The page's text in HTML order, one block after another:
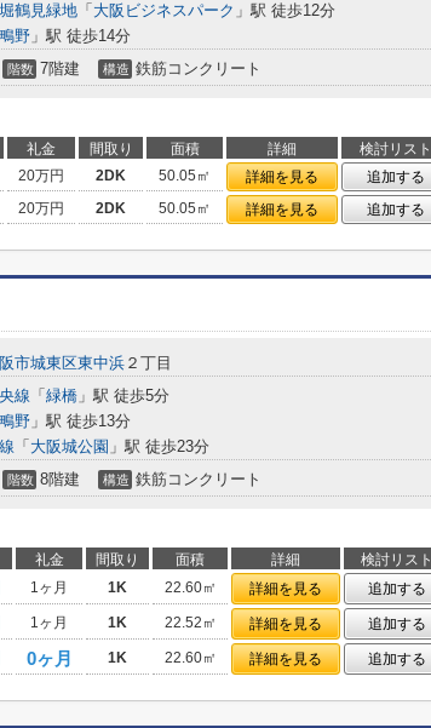
鶴見緑地 「 大阪ビジネスパーク 」駅 徒歩12分
鴫野 」駅 徒歩14分
階数 7階建 構造 鉄筋コンクリート
礼金 間取り 面積 詳細
検討リスト
20万円 2DK 50.05㎡ 詳細を見る
追加する
20万円 2DK 50.05㎡ 詳細を見る 追加する
市城東区東中浜 ２丁目
線 「 緑橋 」駅 徒歩5分
鴫野 」駅 徒歩13分
「 大阪城公園 」駅 徒歩23分
階数 8階建 構造 鉄筋コンクリート
礼金 間取り 面積 詳細
検討リスト
1ヶ月 1K 22.60㎡ 詳細を見る
追加する
1ヶ月 1K 22.52㎡ 詳細を見る
追加する
0ヶ月 1K 22.60㎡ 詳細を見る 追加する